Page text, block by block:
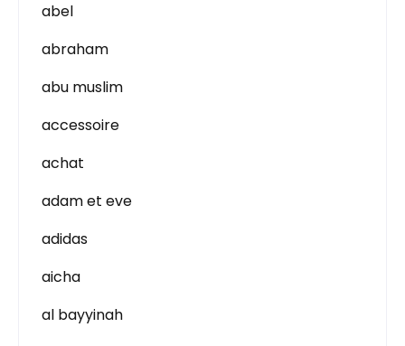
abel
abraham
abu muslim
accessoire
achat
adam et eve
adidas
aicha
al bayyinah